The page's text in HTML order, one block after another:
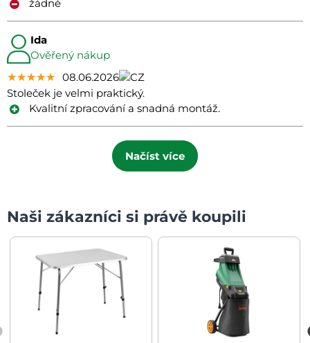
žádné
Ida
Ověřený nákup
★★★★★
★★★★★
★★★★★ 08.06.2026
Stoleček je velmi praktický.
Kvalitní zpracování a snadná montáž.
Načíst více
Naši zákazníci si právě koupili